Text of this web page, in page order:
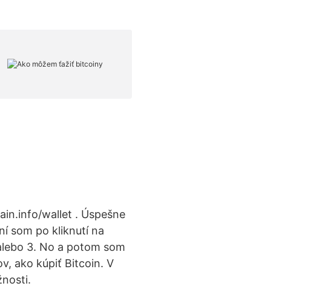
wallet . Úspešne
som po kliknutí na
3. No a potom som
ako kúpiť Bitcoin. V